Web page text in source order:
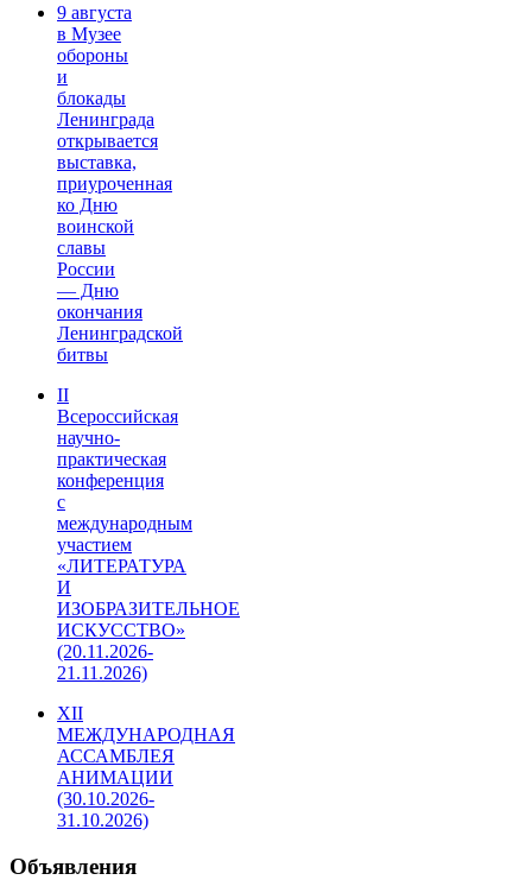
9 августа
в Музее
обороны
и
блокады
Ленинграда
открывается
выставка,
приуроченная
ко Дню
воинской
славы
России
— Дню
окончания
Ленинградской
битвы
II
Всероссийская
научно-
практическая
конференция
с
международным
участием
«ЛИТЕРАТУРА
И
ИЗОБРАЗИТЕЛЬНОЕ
ИСКУССТВО»
(20.11.2026-
21.11.2026)
XII
МЕЖДУНАРОДНАЯ
АССАМБЛЕЯ
АНИМАЦИИ
(30.10.2026-
31.10.2026)
Объявления